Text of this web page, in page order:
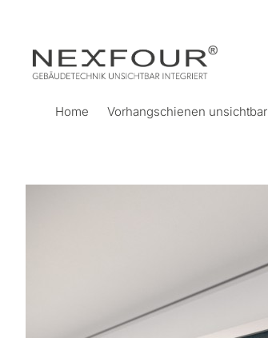
Home Vorhangschienen unsichtbar